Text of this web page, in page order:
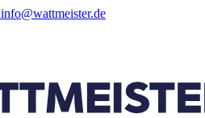
info@wattmeister.de